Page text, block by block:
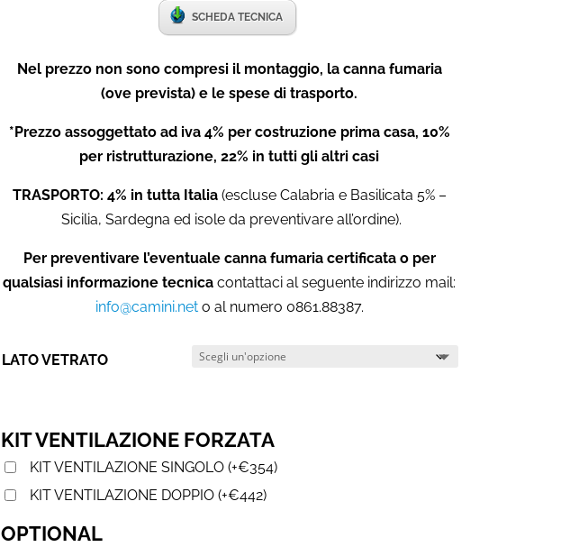
SCHEDA TECNICA
Nel prezzo non sono compresi il montaggio, la canna fumaria
(ove prevista) e le spese di trasporto.
*Prezzo assoggettato ad iva 4% per costruzione prima casa, 10%
per ristrutturazione, 22% in tutti gli altri casi
TRASPORTO: 4% in tutta Italia (escluse Calabria e Basilicata 5% –
Sicilia, Sardegna ed isole da preventivare all’ordine).
Per preventivare l’eventuale canna fumaria certificata o per
qualsiasi informazione tecnica contattaci al seguente indirizzo mail:
info@camini.neto al numero 0861.88387.
LATO VETRATO
KIT VENTILAZIONE FORZATA
KIT VENTILAZIONE SINGOLO (+€354)
KIT VENTILAZIONE DOPPIO (+€442)
OPTIONAL